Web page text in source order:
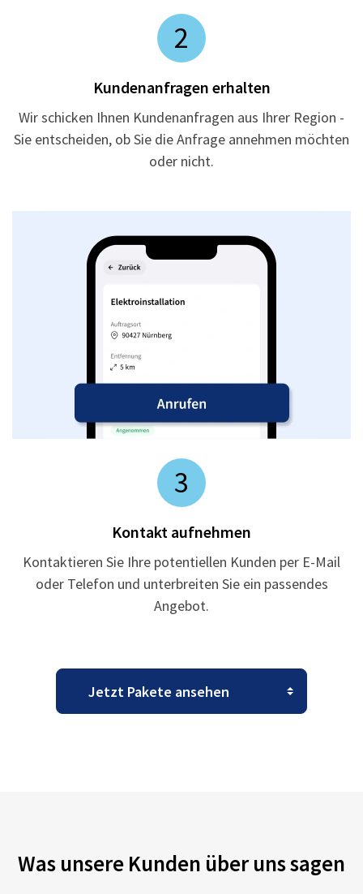
2
Kundenanfragen erhalten
Wir schicken Ihnen Kundenanfragen aus Ihrer Region -
Sie entscheiden, ob Sie die Anfrage annehmen möchten
oder nicht.
3
Kontakt aufnehmen
Kontaktieren Sie Ihre potentiellen Kunden per E-Mail
oder Telefon und unterbreiten Sie ein passendes
Angebot.
Was unsere Kunden über uns sagen